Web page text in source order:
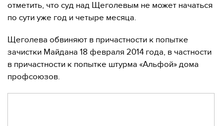
отметить, что суд над Щеголевым не может начаться
по сути уже год и четыре месяца.
Щеголева обвиняют в причастности к попытке
зачистки Майдана 18 февраля 2014 года, в частности
в причастности к попытке штурма «Альфой» дома
профсоюзов.